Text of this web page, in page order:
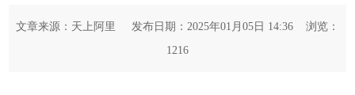
文章来源：天上阿里 发布日期：2025年01月05日 14:36 浏览：
1216